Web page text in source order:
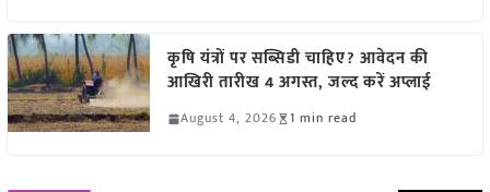
कृषि यंत्रों पर सब्सिडी चाहिए? आवेदन की
आखिरी तारीख 4 अगस्त, जल्द करें अप्लाई
August 4, 2026 1 min read